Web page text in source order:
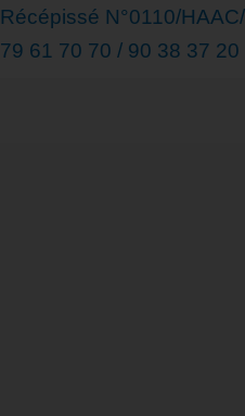
Récépissé N°0110/
79 61 70 70 / 90 38 37